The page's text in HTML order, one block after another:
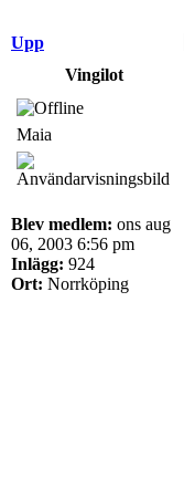
Upp
Vingilot
Maia
Blev medlem: ons aug
06, 2003 6:56 pm
Inlägg: 924
Ort: Norrköping